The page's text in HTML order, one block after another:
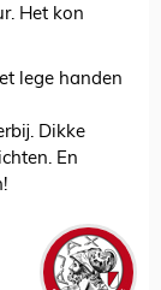
Het kon
lege handen
Dikke
En